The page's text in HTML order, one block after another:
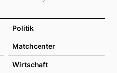
Politik
Matchcenter
Wirtschaft